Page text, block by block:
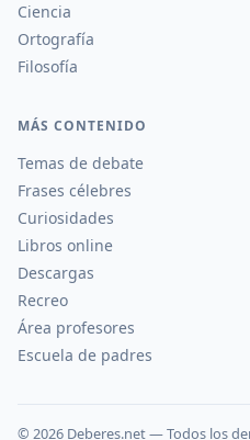
Ciencia
Ortografía
Filosofía
MÁS CONTENIDO
Temas de debate
Frases célebres
Curiosidades
Libros online
Descargas
Recreo
Área profesores
Escuela de padres
© 2026 Deberes.net — Todos los